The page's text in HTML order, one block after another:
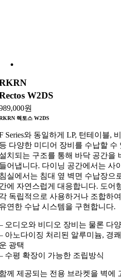
W2DS
원
렉토스 W2DS
Series와 동일하게 LP, 턴테이블,
다양한 미디어 장비를 수납할
치되는 구조를 통해 바닥 공간을
어냅니다. 다이닝 공간에서는 사
실에서는 침대 옆 벽면 수납장으
에 자연스럽게 대응합니다. 도어
독립적으로 사용하거나 조합하
연한 수납 시스템을 구현합니다.
오디오와 비디오 장비는 물론 다
아노다이징 처리된 알루미늄, 경
광택
수평 확장이 가능한 조립방식
께 제공되는 전용 브라켓을 벽에